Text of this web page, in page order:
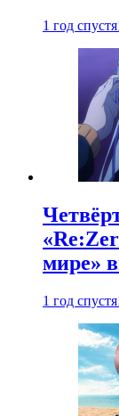
1 год спустя
мире»
1 год спустя